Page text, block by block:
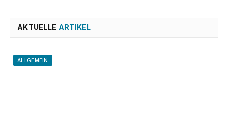
AKTUELLE ARTIKEL
ALLGEMEIN